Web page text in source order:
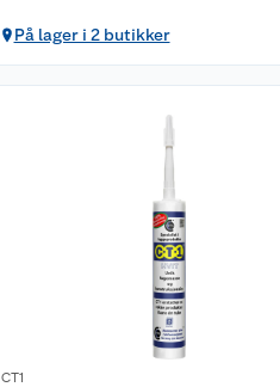
På lager i 2 butikker
CT1